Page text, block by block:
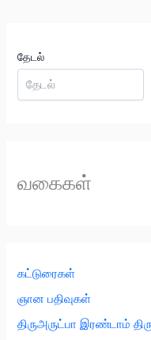
தேடல்
வகைகள்
கட்டுரைகள்
ஞான பதிவுகள்
திருஅருட்பா இரண்டாம்